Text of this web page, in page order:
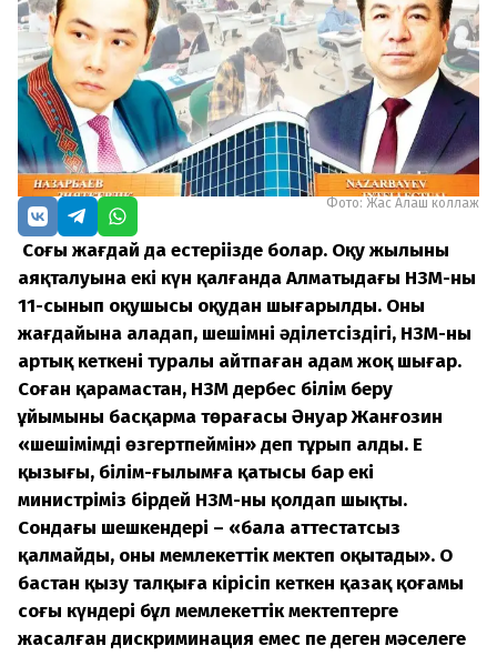
Жарнама бөлімі
+7 701 220 64 52
Пошта
zhasalash100@gmail.com
Фото: Жас Алаш коллаж
Соңғы жағдай да естеріңізде болар. Оқу жылының
аяқталуына екі күн қалғанда Алматыдағы НЗМ-ның
11-сынып оқушысы оқудан шығарылды. Оның
жағдайына алаңдап, шешімнің әділетсіздігі, НЗМ-ның
артық кеткені туралы айтпаған адам жоқ шығар.
Соған қарамастан, НЗМ дербес білім беру
ұйымының басқарма төрағасы Әнуар Жанғозин
«шешімімді өзгертпеймін» деп тұрып алды. Ең
қызығы, білім-ғылымға қатысы бар екі
министріміз бірдей НЗМ-ны қолдап шықты.
Сондағы шешкендері – «бала аттестатсыз
қалмайды, оны мемлекеттік мектеп оқытады». О
бастан қызу талқыға кірісіп кеткен қазақ қоғамы
соңғы күндері бұл мемлекеттік мектептерге
жасалған дискриминация емес пе деген мәселеге